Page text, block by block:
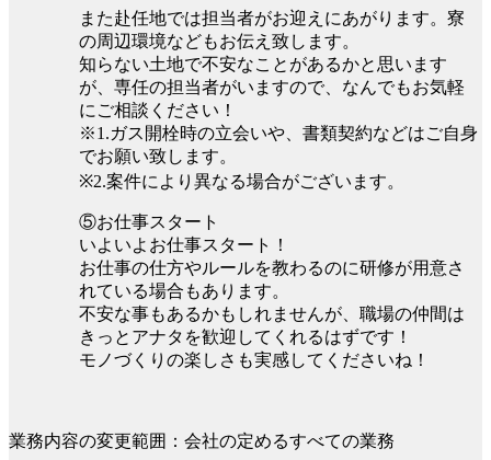
また赴任地では担当者がお迎えにあがります。寮
の周辺環境などもお伝え致します。
知らない土地で不安なことがあるかと思います
が、専任の担当者がいますので、なんでもお気軽
にご相談ください！
※1.ガス開栓時の立会いや、書類契約などはご自身
でお願い致します。
※2.案件により異なる場合がございます。
⑤お仕事スタート
いよいよお仕事スタート！
お仕事の仕方やルールを教わるのに研修が用意さ
れている場合もあります。
不安な事もあるかもしれませんが、職場の仲間は
きっとアナタを歓迎してくれるはずです！
モノづくりの楽しさも実感してくださいね！
業務内容の変更範囲：会社の定めるすべての業務